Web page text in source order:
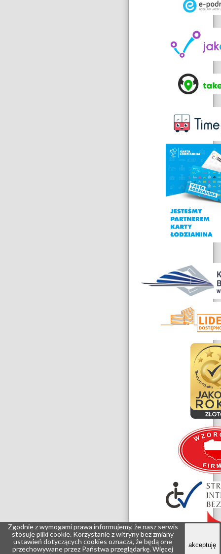
Nagrody
wyróżnienia
Zgodnie z wymogami prawa informujemy, że nasz serwis
stosuje plikicookie. Korzystanie z witryny bez zmiany
ustawień dotyczących cookies oznacza, że będą one
przechowywane przez Państwa przeglądarkę. Więcej
akceptuję